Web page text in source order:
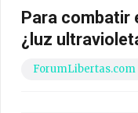
Para combatir
¿luz
ForumLibertas.com